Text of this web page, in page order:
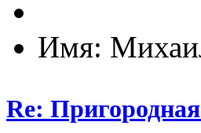
Имя:
Re: